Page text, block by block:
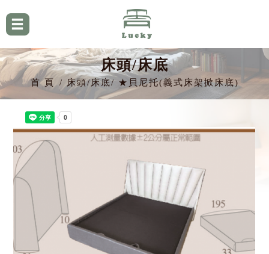
床頭/床底
首 頁 床頭/床底 ★貝尼托(義式床架掀床底)